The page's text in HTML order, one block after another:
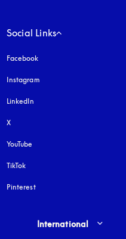
Social Links
Facebook
Instagram
LinkedIn
X
YouTube
TikTok
Pinterest
Select country and language
International